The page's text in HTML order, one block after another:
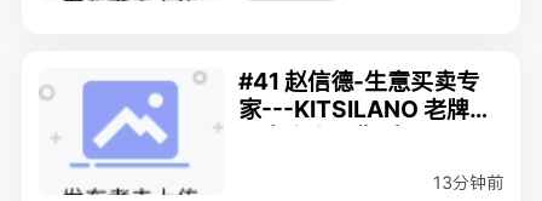
#41 赵信德-生意买卖专
家---KITSILANO 老牌美
13分钟前